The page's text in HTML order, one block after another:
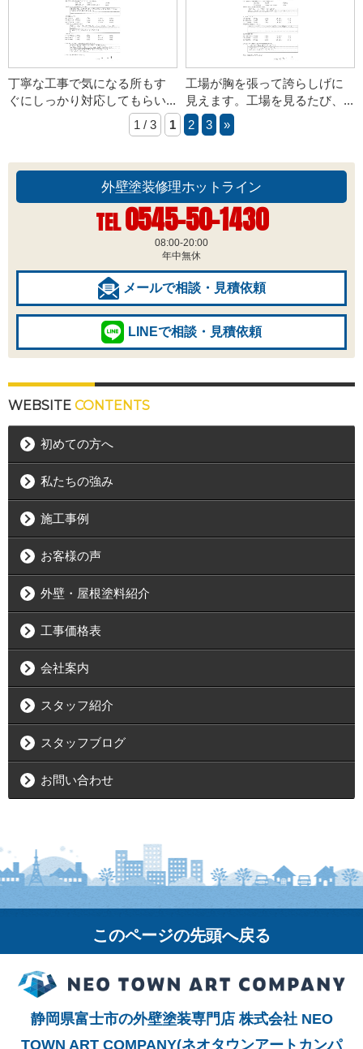
丁寧な工事で気になる所もす
ぐにしっかり対応してもらい...
工場が胸を張って誇らしげに
見えます。工場を見るたび、...
1 / 3
1 2 3 »
外壁塗装修理ホットライン
TEL0545-50-1430
08:00-20:00
年中無休
メールで相談・見積依頼
LINEで相談・見積依頼
WEBSITE CONTENTS
初めての方へ
私たちの強み
施工事例
お客様の声
外壁・屋根塗料紹介
工事価格表
会社案内
スタッフ紹介
スタッフブログ
お問い合わせ
このページの先頭へ戻る
静岡県富士市の外壁塗装専門店 株式会社 NEO
TOWN ART COMPANY(ネオタウンアートカンパ